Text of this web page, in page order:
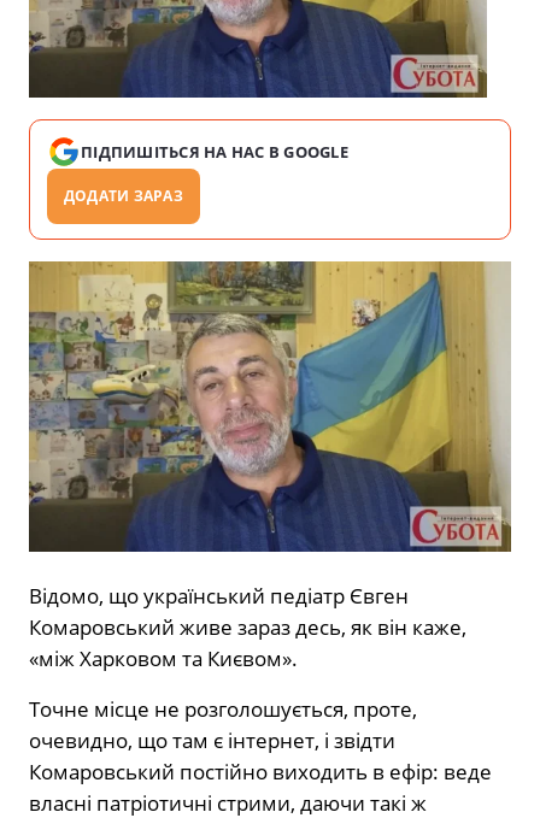
ПІДПИШІТЬСЯ НА НАС В GOOGLE
ДОДАТИ ЗАРАЗ
Відомо, що український педіатр Євген
Комаровський живе зараз десь, як він каже,
«між Харковом та Києвом».
Точне місце не розголошується, проте,
очевидно, що там є інтернет, і звідти
Комаровський постійно виходить в ефір: веде
власні патріотичні стрими, даючи такі ж